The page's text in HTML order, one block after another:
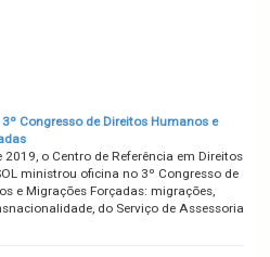
Congresso de Direitos Humanos e
o Centro de Referência em Direitos
ministrou oficina no 3º Congresso de
e Migrações Forçadas: migrações,
do Serviço de Assessoria